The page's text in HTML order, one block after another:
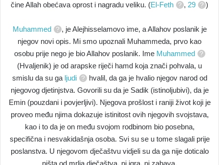
čine Allah obećava oprost i nagradu veliku. (El-Feth , 29 )
Muhammed
, je Alejhisselamovo ime, a Allahov poslanik je
njegov novi opis. Mi smo upoznali Muhammeda, prvo kao
osobu prije nego je bio Allahov poslanik. Ime Muhammed
(Hvaljenik) je od arapske riječi hamd koja znači pohvala, u
smislu da su ga ljudi
hvalil, da ga je hvalio njegov narod od
njegovog djetinjstva. Govorili su da je Sadik (istinoljubivi), da je
Emin (pouzdani i povjerljivi). Njegova prošlost i raniji život koji je
proveo među njima dokazuje istinitost ovih njegovih svojstava,
kao i to da je on među svojom rodbinom bio posebna,
specifična i nesvakidašnja osoba. Svi su se u tome slagali prije
poslanstva. U njegovom dječaštvu vidjeli su da ga nije doticalo
ništa od mrlja dječaštva, ni igra, ni zabava.